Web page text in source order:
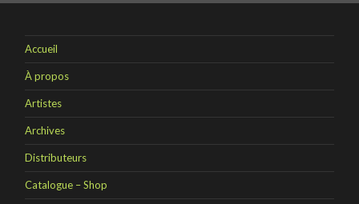
Accueil
À propos
Artistes
Archives
Distributeurs
Catalogue – Shop